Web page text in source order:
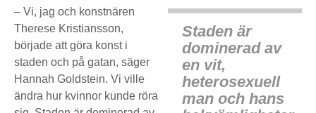
Staden är
dominerad av
en vit,
heterosexuell
man och hans
– Vi, jag och konstnären
Therese Kristiansson,
började att göra konst i
staden och på gatan, säger
Hannah Goldstein. Vi ville
ändra hur kvinnor kunde röra